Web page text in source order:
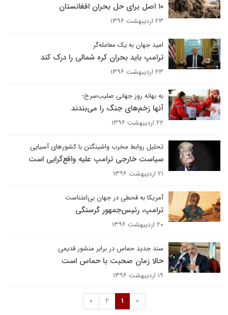
۱۰ اصل برای حل بحران افغانستان
۲۳ اردیبهشت ۱۳۹۶
امید جهان به یک معامله‌گر
ترامپ باید بحران کره شمالی را درک کند
۲۳ اردیبهشت ۱۳۹۶
به بهانه روز جهانی صلیب‌سرخ؛
آنها زخم‌های جنگ را می‌بندند
۲۲ اردیبهشت ۱۳۹۶
تحلیل روابط مخرب واشینگتن با کشورهای آسیایی
سیاست خارجی ترامپ علیه واقع‌گرایی است
۲۱ اردیبهشت ۱۳۹۶
آمریکا به قحطی در جهان بی‌اعتناست
ترامپ، رئیس‌جمهور گرسنگی
۲۰ اردیبهشت ۱۳۹۶
سند جدید حماس در برابر منشور قدیمی
حالا زمان صحبت با حماس است
۱۹ اردیبهشت ۱۳۹۶
«
1
2
»